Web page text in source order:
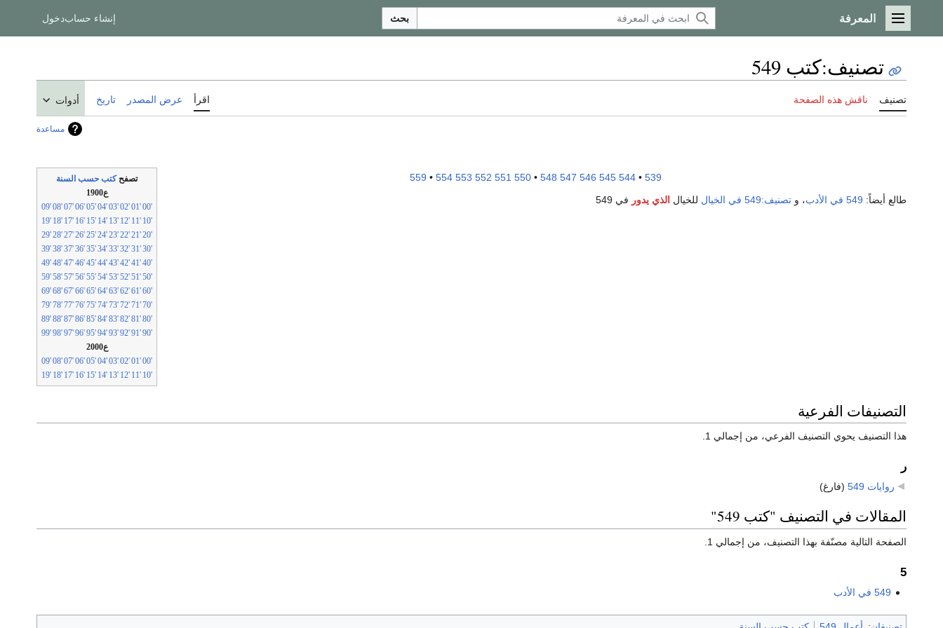
القائمة الرئيسية
المعرفة بحث إنشاء حسابدخول
تصنيف:كتب 549
تصنيف ناقش هذه الصفحة اقرأ عرض المصدر تاريخ أدوات
مساعدة
تصفحكتب حسب السنة
ع1900
'00
'01
'02
'03
'04
'05
'06
'07
'08
'09
'10
'11
'12
'13
'14
'15
'16
'17
'18
'19
'20
'21
'22
'23
'24
'25
'26
'27
'28
'29
'30
'31
'32
'33
'34
'35
'36
'37
'38
'39
'40
'41
'42
'43
'44
'45
'46
'47
'48
'49
'50
'51
'52
'53
'54
'55
'56
'57
'58
'59
'60
'61
'62
'63
'64
'65
'66
'67
'68
'69
'70
'71
'72
'73
'74
'75
'76
'77
'78
'79
'80
'81
'82
'83
'84
'85
'86
'87
'88
'89
'90
'91
'92
'93
'94
'95
'96
'97
'98
'99
ع2000
'00
'01
'02
'03
'04
'05
'06
'07
'08
'09
'10
'11
'12
'13
'14
'15
'16
'17
'18
'19
539
•
544
545
546
547
548
•
550
551
552
553
554
•
559
طالع أيضاً: 549 في الأدب ، و تصنيف:549 في الخيال للخيال الذي يدور في 549
التصنيفات الفرعية
هذا التصنيف يحوي التصنيف الفرعي، من إجمالي 1.
ر
روايات 549 (فارغ)
المقالات في التصنيف "كتب 549"
الصفحة التالية مصنّفة بهذا التصنيف، من إجمالي 1.
5
549 في الأدب